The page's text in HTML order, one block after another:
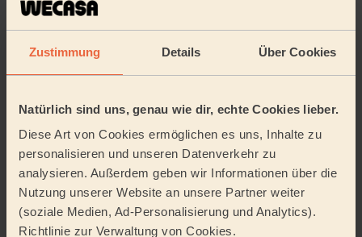
Zustimmung Details Über Cookies
Natürlich sind uns, genau wie dir, echte Cookies lieber.
Diese Art von Cookies ermöglichen es uns, Inhalte zu
personalisieren und unseren Datenverkehr zu
analysieren. Außerdem geben wir Informationen über die
Nutzung unserer Website an unsere Partner weiter
(soziale Medien, Ad-Personalisierung und Analytics).
Richtlinie zur Verwaltung von Cookies.
wieder sauber
wirklich schuldig bist
01/07/2026
Umzugsreinigung: So übergibst du deine
Wohnung in perfektem Zustand
30/06/2026